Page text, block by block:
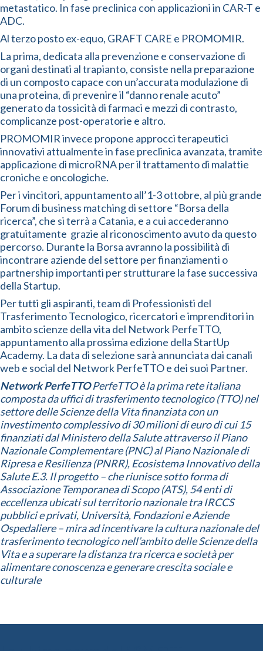
metastatico. In fase preclinica con applicazioni in CAR-T e
ADC.
Al terzo posto ex-equo, GRAFT CARE e PROMOMIR.
La prima, dedicata alla prevenzione e conservazione di
organi destinati al trapianto, consiste nella preparazione
di un composto capace con un’accurata modulazione di
una proteina, di prevenire il “danno renale acuto”
generato da tossicità di farmaci e mezzi di contrasto,
complicanze post-operatorie e altro.
PROMOMIR invece propone approcci terapeutici
innovativi attualmente in fase preclinica avanzata, tramite
applicazione di microRNA per il trattamento di malattie
croniche e oncologiche.
Per i vincitori, appuntamento all’1-3 ottobre, al più grande
Forum di business matching di settore “Borsa della
ricerca”, che si terrà a Catania, e a cui accederanno
gratuitamente grazie al riconoscimento avuto da questo
percorso. Durante la Borsa avranno la possibilità di
incontrare aziende del settore per finanziamenti o
partnership importanti per strutturare la fase successiva
della Startup.
Per tutti gli aspiranti, team di Professionisti del
Trasferimento Tecnologico, ricercatori e imprenditori in
ambito scienze della vita del Network PerfeTTO,
appuntamento alla prossima edizione della StartUp
Academy. La data di selezione sarà annunciata dai canali
web e social del Network PerfeTTO e dei suoi Partner.
Network PerfeTTOPerfeTTO è la prima rete italiana
composta da uffici di trasferimento tecnologico (TTO) nel
settore delle Scienze della Vita finanziata con un
investimento complessivo di 30 milioni di euro di cui 15
finanziati dal Ministero della Salute attraverso il Piano
Nazionale Complementare (PNC) al Piano Nazionale di
Ripresa e Resilienza (PNRR), Ecosistema Innovativo della
Salute E.3. Il progetto – che riunisce sotto forma di
Associazione Temporanea di Scopo (ATS), 54 enti di
eccellenza ubicati sul territorio nazionale tra IRCCS
pubblici e privati, Università, Fondazioni e Aziende
Ospedaliere – mira ad incentivare la cultura nazionale del
trasferimento tecnologico nell’ambito delle Scienze della
Vita e a superare la distanza tra ricerca e società per
alimentare conoscenza e generare crescita sociale e
culturale